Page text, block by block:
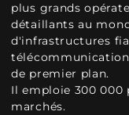
plus grands
détaillants au
d'infrastructures
de premier plan.
Il emploie 300 000
marchés.